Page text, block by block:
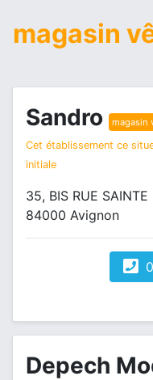
magasin
Sandro magasin
Cet établissement ce
initiale
35, BIS RUE SAINTE
84000 Avignon
Depech